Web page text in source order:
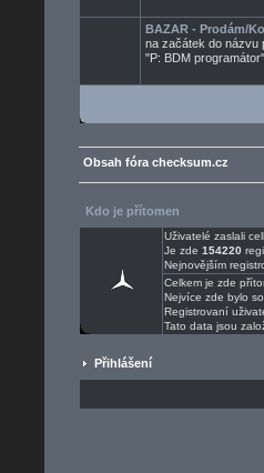
BAZAR - Prodám/
na začátek do názvu
"P: BDM
Obsah fóra checksum.cz
Kdo je přítomen
Uživatelé zaslali
Je zde 154220
Nejnovějším
Celkem je zde
Nejvíce zde bylo
Registrovaní
Tato data jsou
Přihlášení